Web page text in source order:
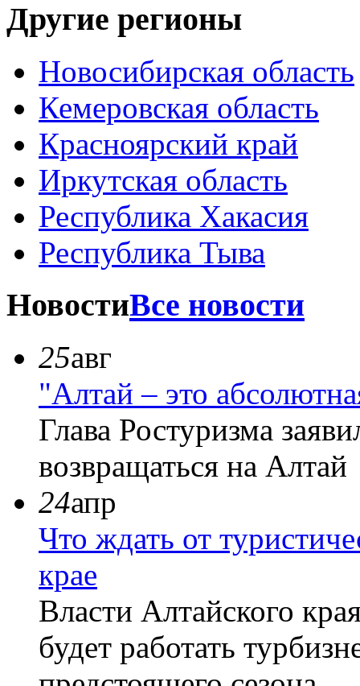
Другие регионы
Новосибирская область
Кемеровская область
Красноярский край
Иркутская область
Республика Хакасия
Республика Тыва
НовостиВсе новости
25авг
"Алтай – это
Глава Ростуризма
возвращаться на Алтай
24апр
Что ждать от
крае
Власти Алтайского
будет работать